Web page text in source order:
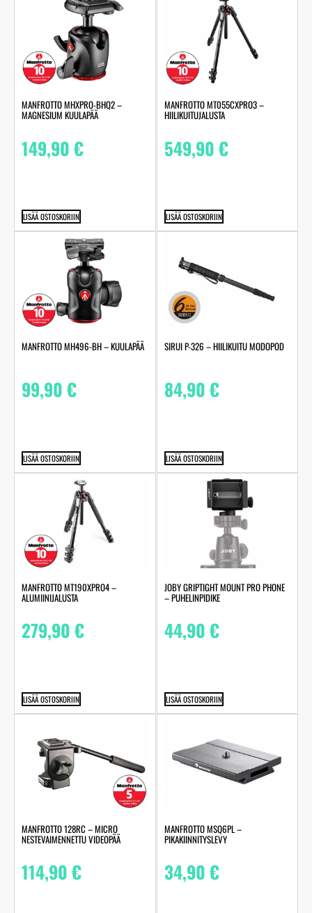
MANFROTTO MHXPRO-BHQ2 –
MAGNESIUM KUULAPÄÄ
149,90€
LISÄÄ OSTOSKORIIN
MANFROTTO MT055CXPRO3 –
HIILIKUITUJALUSTA
549,90€
LISÄÄ OSTOSKORIIN
MANFROTTO MH496-BH – KUULAPÄÄ
99,90€
LISÄÄ OSTOSKORIIN
SIRUI P-326 – HIILIKUITU MODOPOD
84,90€
LISÄÄ OSTOSKORIIN
MANFROTTO MT190XPRO4 –
ALUMIINIJALUSTA
279,90€
LISÄÄ OSTOSKORIIN
JOBY GRIPTIGHT MOUNT PRO PHONE
– PUHELINPIDIKE
44,90€
LISÄÄ OSTOSKORIIN
MANFROTTO 128RC – MICRO
NESTEVAIMENNETTU VIDEOPÄÄ
114,90€
MANFROTTO MSQ6PL –
PIKAKIINNITYSLEVY
34,90€